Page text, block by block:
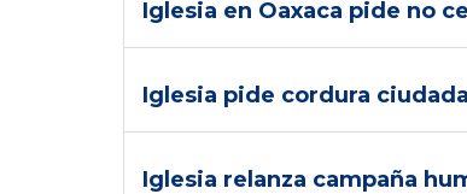
Iglesia en Oaxaca pide no
Iglesia pide cordura
Iglesia relanza campaña